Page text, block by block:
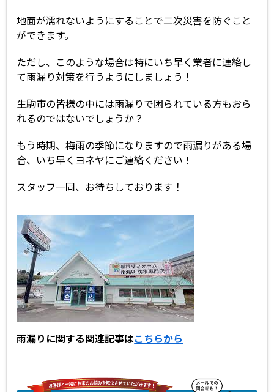
地面が濡れないようにすることで二次災害を防ぐこと
ができます。
ただし、このような場合は特にいち早く業者に連絡し
て雨漏り対策を行うようにしましょう！
生駒市の皆様の中には雨漏りで困られている方もおら
れるのではないでしょうか？
もう時期、梅雨の季節になりますので雨漏りがある場
合、いち早くヨネヤにご連絡ください！
スタッフ一同、お待ちしております！
雨漏りに関する関連記事はこちらから